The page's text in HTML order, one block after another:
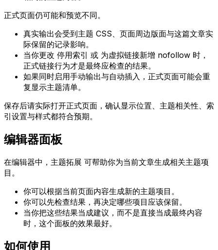
正式页面仍可能和预览不同。
真实输出会受到主题 CSS、页面周边版面与这篇文章实
际保留的记录影响。
当你更改 停用索引 或 为虚拟链接新增 nofollow 时，
正式链接行为才是最终应检查的结果。
如果同时启用手动输出与自动插入，正式页面可能会重
复显示主题清单。
保存后请实际打开正式页面，确认显示位置、主题相关性、索
引设置与样式都符合预期。
编辑器面板
在编辑器中， 主题拓展 可帮助你为当前文章生成相关主题项
目。
你可以根据当前页面内容生成新的主题项目。
你可以先检查结果，再决定哪些项目应该保留。
当你把这些结果当成建议，而不是直接当成最终内容
时，这个面板的效果最好。
如何使用